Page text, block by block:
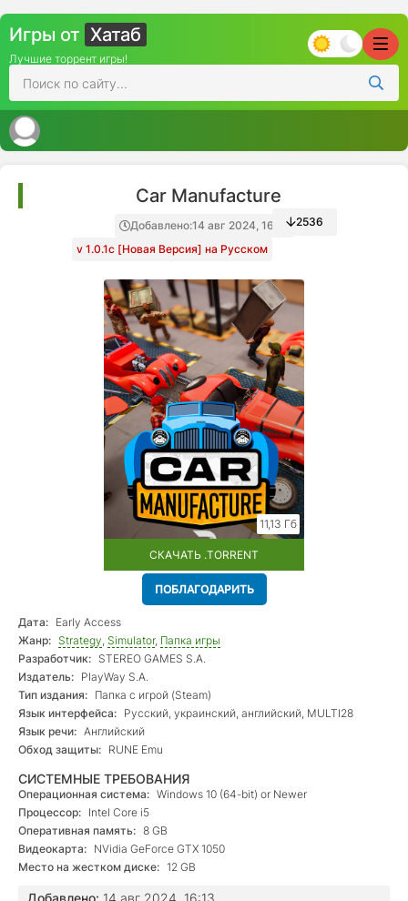
Игры от Хатаб
Лучшие торрент игры!
Car Manufacture
Добавлено:14 авг 2024, 16:13
v 1.0.1c [Новая Версия] на Русском
2536
11,13 Гб
СКАЧАТЬ .TORRENT
ПОБЛАГОДАРИТЬ
Дата: Early Access
Жанр: Strategy, Simulator, Папка игры
Разработчик: STEREO GAMES S.A.
Издатель: PlayWay S.A.
Тип издания: Папка с игрой (Steam)
Язык интерфейса: Русский, украинский, английский, MULTI28
Язык речи: Английский
Обход защиты: RUNE Emu
СИСТЕМНЫЕ ТРЕБОВАНИЯ
Операционная система: Windows 10 (64-bit) or Newer
Процессор: Intel Core i5
Оперативная память: 8 GB
Видеокарта: NVidia GeForce GTX 1050
Место на жестком диске: 12 GB
Добавлено: 14 авг 2024, 16:13